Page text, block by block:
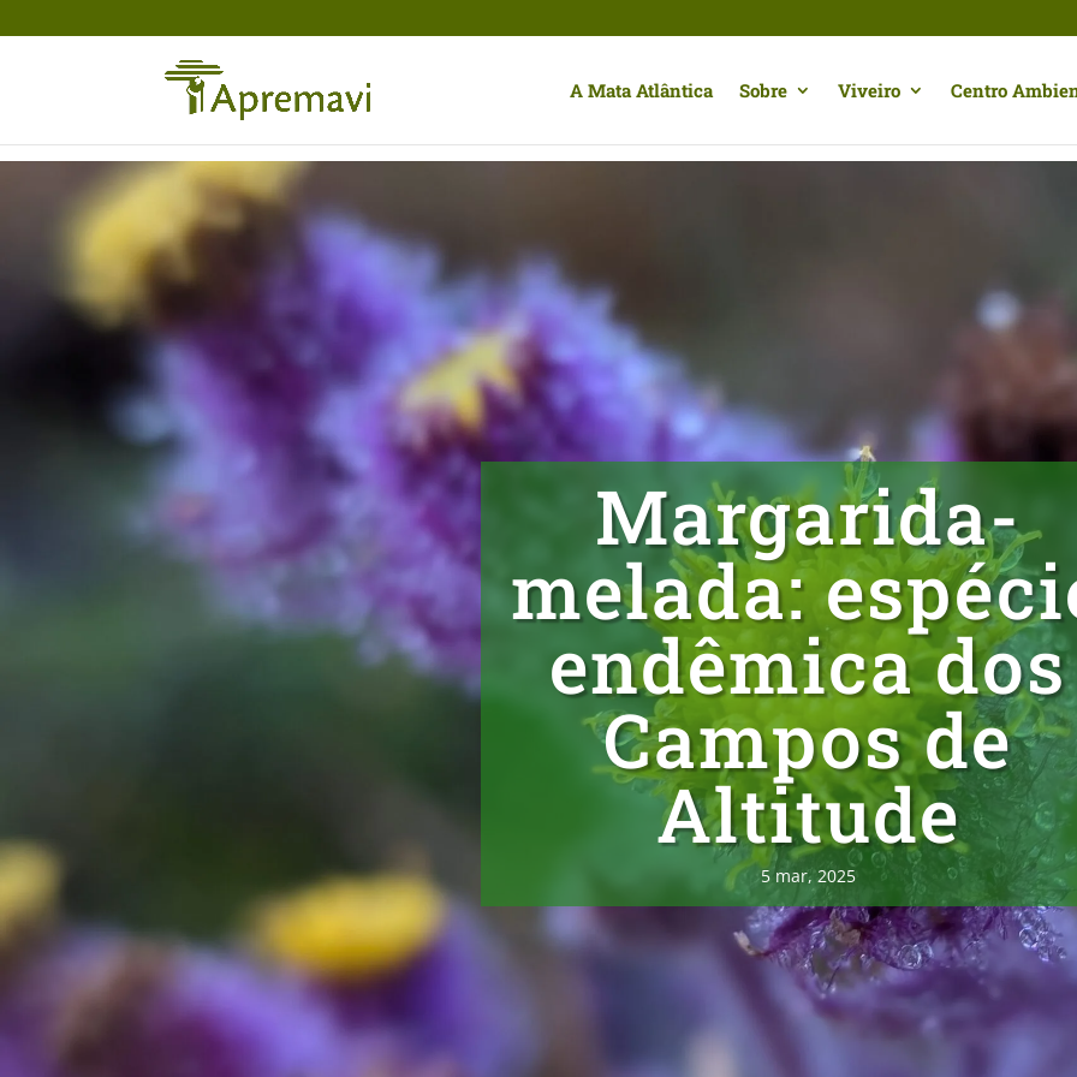
A Mata Atlântica Sobre Viveiro Centro
Margarida-
melada:
endêmica dos
Campos de
Altitude
5 mar, 2025